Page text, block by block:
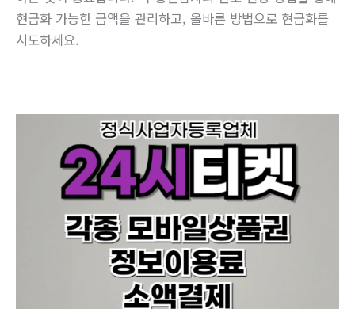
현금화 가능한 금액을 관리하고, 올바른 방법으로 현금화를
시도하세요.